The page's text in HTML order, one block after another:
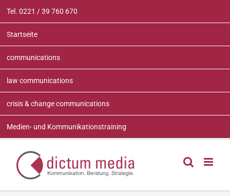
Inhalt
springen
Tel. 0221 / 39 760 670
Startseite
communications
law communications
crisis & change communications
Medien- und Kommunikationstraining